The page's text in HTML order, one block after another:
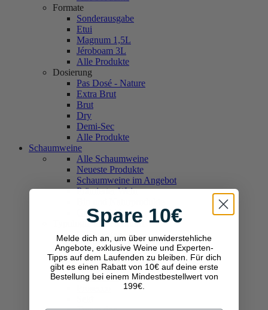
Formate
Sonderausgabe
Etui
Magnum 1,5L
Jéroboam 3L
Alle Produkte
Dosierung
Pas Dosé - Nature
Extra Brut
Brut
Dry
Demi-Sec
Alle Produkte
Schaumweine
Alle Schaumweine
Neueste Produkte
Schaumweine im Angebot
Prämierter Wein
Geschenkideen
Typologie und Herkunft
Champagne
Cava
Crémant
Franciacorta
Lambrusco
Spare 10€
Melde dich an, um über unwiderstehliche
Angebote, exklusive Weine und Experten-
Tipps auf dem Laufenden zu bleiben. Für dich
gibt es einen Rabatt von 10€ auf deine erste
Bestellung bei einem Mindestbestellwert von
199€.